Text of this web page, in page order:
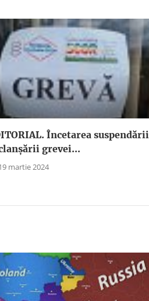
Încetarea suspendării
grevei...
martie 2024